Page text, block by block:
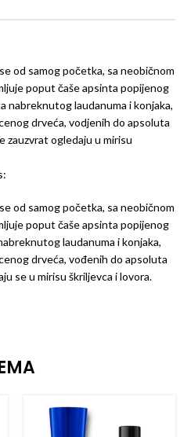
od samog početka, sa neobičnom
poput čaše apsinta popijenog
nabreknutog laudanuma i konjaka,
drveća, vodjenih do apsoluta
zauzvrat ogledaju u mirisu
od samog početka, sa neobičnom
poput čaše apsinta popijenog
laudanuma i konjaka,
drveća, vođenih do apsoluta
se u mirisu škriljevca i lovora.